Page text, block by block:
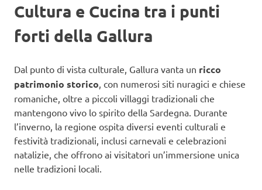
Cultura e Cucina tra i punti
forti della Gallura
Dal punto di vista culturale, Gallura vanta un ricco
patrimonio storico, con numerosi siti nuragici e chiese
romaniche, oltre a piccoli villaggi tradizionali che
mantengono vivo lo spirito della Sardegna. Durante
l’inverno, la regione ospita diversi eventi culturali e
festività tradizionali, inclusi carnevali e celebrazioni
natalizie, che offrono ai visitatori un’immersione unica
nelle tradizioni locali.